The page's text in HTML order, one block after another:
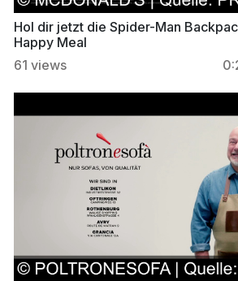
Hol dir jetzt die Spider-Man
Happy Meal
61 views